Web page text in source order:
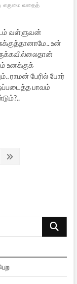
எருமை வதைத்
வள்ளுவன்
உன்
உனக்குக்
ராமன் பேரில் போர்
பாவம்
Next
Search